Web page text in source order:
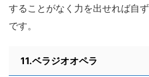
することがなく力を出せれば自
です。
11.ベラジオオペラ